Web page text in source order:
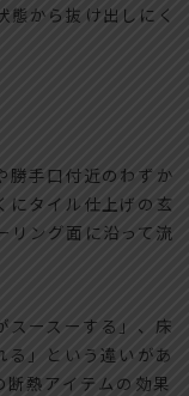
から抜け出しにく
勝手口付近のわずか
にタイル仕上げの玄
リング面に沿って流
スースーする」、床
る」という違いがあ
断熱アイテムの効果